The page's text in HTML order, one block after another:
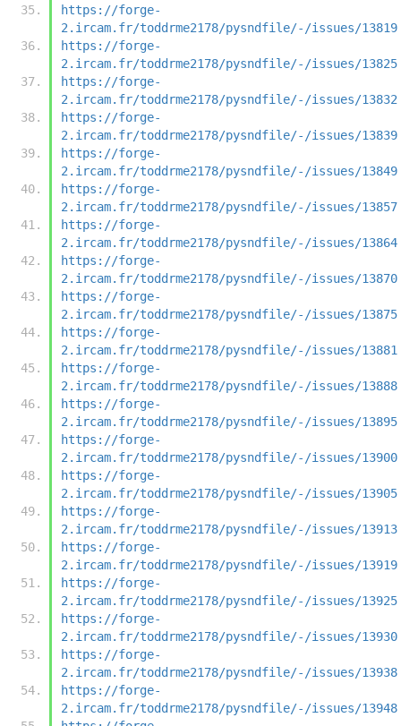
https://forge-
2.ircam.fr/toddrme2178/pysndfile/-/issues/13819
https://forge-
2.ircam.fr/toddrme2178/pysndfile/-/issues/13825
https://forge-
2.ircam.fr/toddrme2178/pysndfile/-/issues/13832
https://forge-
2.ircam.fr/toddrme2178/pysndfile/-/issues/13839
https://forge-
2.ircam.fr/toddrme2178/pysndfile/-/issues/13849
https://forge-
2.ircam.fr/toddrme2178/pysndfile/-/issues/13857
https://forge-
2.ircam.fr/toddrme2178/pysndfile/-/issues/13864
https://forge-
2.ircam.fr/toddrme2178/pysndfile/-/issues/13870
https://forge-
2.ircam.fr/toddrme2178/pysndfile/-/issues/13875
https://forge-
2.ircam.fr/toddrme2178/pysndfile/-/issues/13881
https://forge-
2.ircam.fr/toddrme2178/pysndfile/-/issues/13888
https://forge-
2.ircam.fr/toddrme2178/pysndfile/-/issues/13895
https://forge-
2.ircam.fr/toddrme2178/pysndfile/-/issues/13900
https://forge-
2.ircam.fr/toddrme2178/pysndfile/-/issues/13905
https://forge-
2.ircam.fr/toddrme2178/pysndfile/-/issues/13913
https://forge-
2.ircam.fr/toddrme2178/pysndfile/-/issues/13919
https://forge-
2.ircam.fr/toddrme2178/pysndfile/-/issues/13925
https://forge-
2.ircam.fr/toddrme2178/pysndfile/-/issues/13930
https://forge-
2.ircam.fr/toddrme2178/pysndfile/-/issues/13938
https://forge-
2.ircam.fr/toddrme2178/pysndfile/-/issues/13948